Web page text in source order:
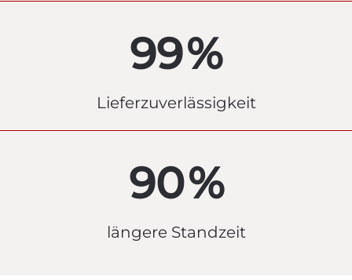
99%
Lieferzuverlässigkeit
90%
längere Standzeit